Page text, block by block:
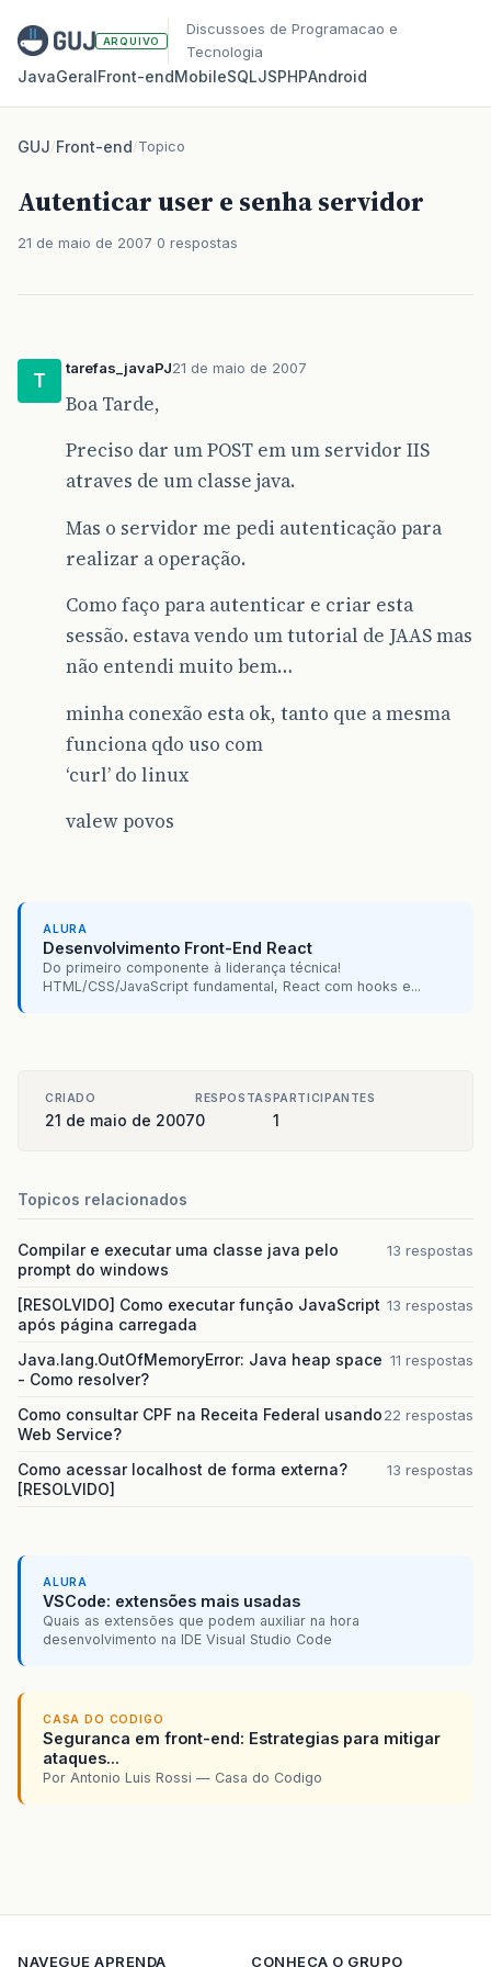
ARQUIVO
Discussoes de Programacao e
Tecnologia
JavaGeralFront‑endMobileSQLJSPHPAndroid
GUJ/Front-end/Topico
Autenticar user e senha servidor
21 de maio de 2007 0 respostas
T
tarefas_javaPJ21 de maio de 2007
Boa Tarde,
Preciso dar um POST em um servidor IIS
atraves de um classe java.
Mas o servidor me pedi autenticação para
realizar a operação.
Como faço para autenticar e criar esta
sessão. estava vendo um tutorial de JAAS mas
não entendi muito bem…
minha conexão esta ok, tanto que a mesma
funciona qdo uso com
‘curl’ do linux
valew povos
ALURA
Desenvolvimento Front-End React
Do primeiro componente à liderança técnica!
HTML/CSS/JavaScript fundamental, React com hooks e...
CRIADO
21 de maio de 2007
RESPOSTAS
0
PARTICIPANTES
1
Topicos relacionados
Compilar e executar uma classe java pelo
prompt do windows
13 respostas
[RESOLVIDO] Como executar função JavaScript
após página carregada
13 respostas
Java.lang.OutOfMemoryError: Java heap space
- Como resolver?
11 respostas
Como consultar CPF na Receita Federal usando
Web Service?
22 respostas
Como acessar localhost de forma externa?
[RESOLVIDO]
13 respostas
ALURA
VSCode: extensões mais usadas
Quais as extensões que podem auxiliar na hora
desenvolvimento na IDE Visual Studio Code
CASA DO CODIGO
Seguranca em front-end: Estrategias para mitigar
ataques...
Por Antonio Luis Rossi — Casa do Codigo
NAVEGUE APRENDA CONHECA O GRUPO